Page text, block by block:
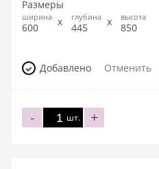
Размеры
ширина
600
глубина
445
высота
850
Добавлено Отменить
шт. +
-